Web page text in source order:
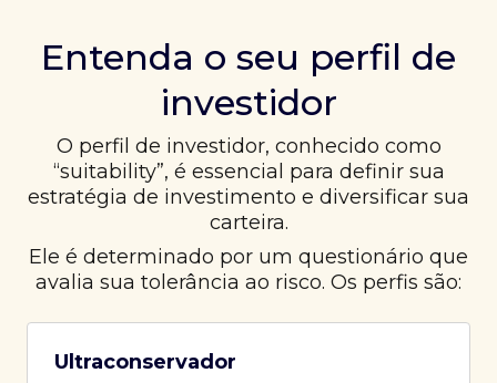
Entenda o seu perfil de
investidor
O perfil de investidor, conhecido como
“suitability”, é essencial para definir sua
estratégia de investimento e diversificar sua
carteira.
Ele é determinado por um questionário que
avalia sua tolerância ao risco. Os perfis são:
Ultraconservador